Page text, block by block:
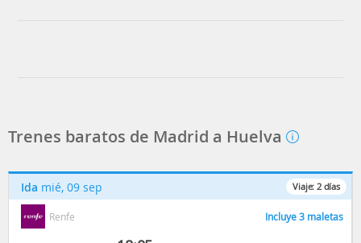
Trenes baratos de Madrid a Huelva
Viaje: 2días
Ida mié, 09 sep
Renfe Incluye 3 maletas